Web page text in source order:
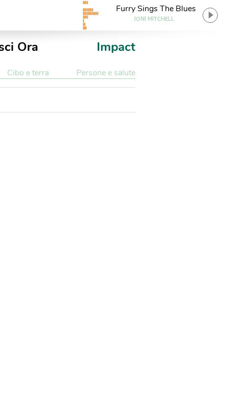
Furry Sings The Blues
JONI MITCHELL
Ora Impact
Cibo e terra Persone e salute